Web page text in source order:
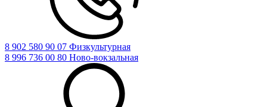
8 902 580 90 07 Физкультурная
8 996 736 00 80 Ново-вокзальная